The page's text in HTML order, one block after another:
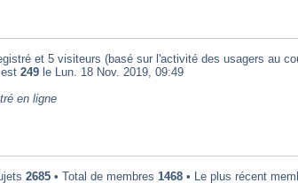
et 5 visiteurs (basé sur l'activité des usagers au
249le Lun. 18 Nov. 2019, 09:49
en ligne
2685• Total de membres 1468• Le plus récent